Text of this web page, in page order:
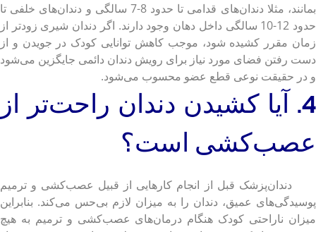
بمانند، مثلا دندان‌های قدامی تا حدود 8-7 سالگی و دندان‌های خلفی تا
حدود 12-10 سالگی داخل دهان وجود دارند. اگر دندان شیری زودتر از
زمان مقرر کشیده شود، موجب کاهش توانایی کودک در جویدن و از
دست رفتن فضای مورد نیاز برای رویش دندان دائمی جایگزین می‌شود
و در حقیقت نوعی قطع عضو محسوب می‌شود.
4. آیا کشیدن دندان راحت‌تر از
عصب‌کشی است؟
دندان‌پزشک قبل از انجام کارهایی از قبیل عصب‌کشی و ترمیم
پوسیدگی‌های عمیق، دندان را به میزان لازم بی‌حس می‌کند. بنابراین
میزان ناراحتی کودک هنگام درمان‌های عصب‌کشی و ترمیم به هیچ